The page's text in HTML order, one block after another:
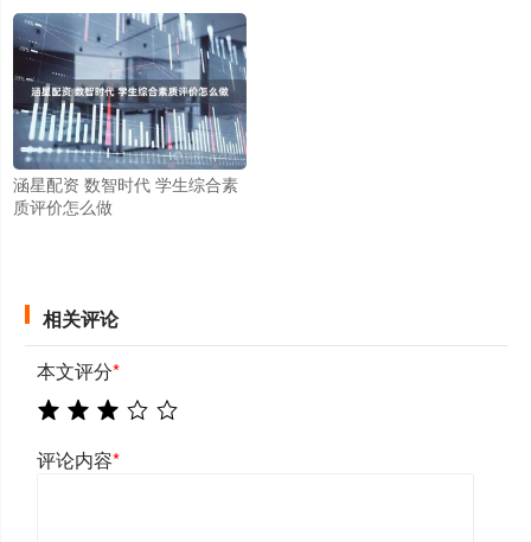
涵星配资 数智时代 学生综合素
质评价怎么做
相关评论
本文评分*
评论内容*